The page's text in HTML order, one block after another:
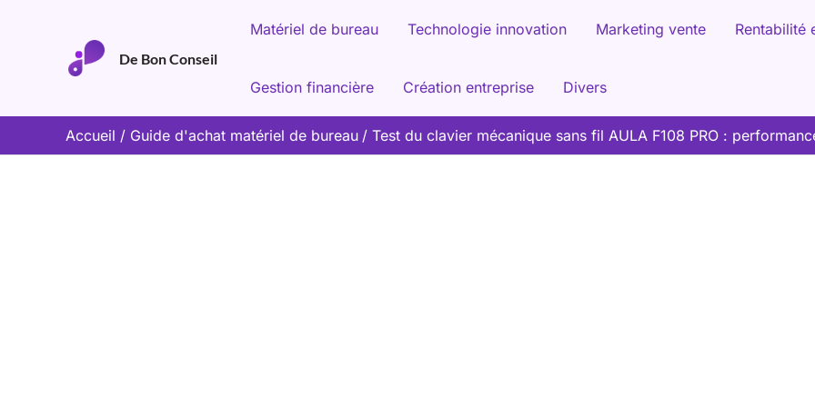
De Bon Conseil
Matériel de bureau Technologie innovation Marketing vente Rentabilité
Gestion financière Création entreprise Divers
Accueil Guide d'achat matériel de bureau Test du clavier mécanique sans fil AULA F108 PRO :